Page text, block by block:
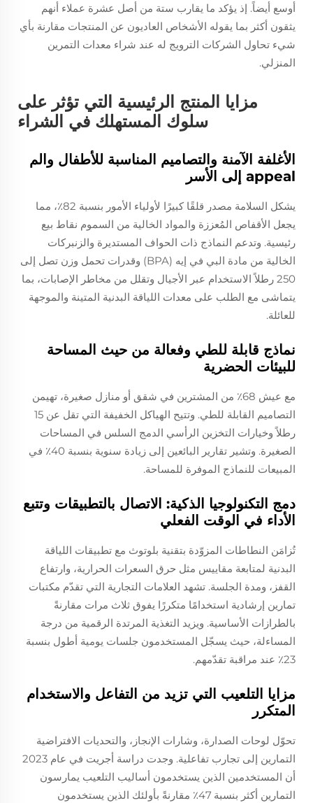
أوسع أيضاً. إذ يؤكد ما يقارب ستة من أصل عشرة عملاء أنهم
يثقون أكثر بما يقوله الأشخاص العاديون عن المنتجات مقارنة بأي
شيء تحاول الشركات الترويج له عند شراء معدات التمرين
المنزلي.
مزايا المنتج الرئيسية التي تؤثر على
سلوك المستهلك في الشراء
الأغلفة الآمنة والتصاميم المناسبة للأطفال والم
appeal إلى الأسر
يشكل السلامة مصدر قلقًا كبيرًا لأولياء الأمور بنسبة 82٪، مما
يجعل الأقفاص المُعززة والمواد الخالية من السموم نقاط بيع
رئيسية. وتدعم النماذج ذات الحواف المستديرة والزنبركات
الخالية من مادة البي في إيه (BPA) وقدرات تحمل وزن تصل إلى
250 رطلاً الاستخدام عبر الأجيال وتقلل من مخاطر الإصابات، بما
يتماشى مع الطلب على معدات اللياقة البدنية المتينة والموجهة
للعائلة.
نماذج قابلة للطي وفعالة من حيث المساحة
للبيئات الحضرية
مع عيش 68٪ من المشترين في شقق أو منازل صغيرة، تهيمن
التصاميم القابلة للطي. وتتيح الهياكل الخفيفة التي تقل عن 15
رطلاً وخيارات التخزين الرأسي الدمج السلس في المساحات
الصغيرة. وتشير تقارير البائعين إلى زيادة سنوية بنسبة 40٪ في
المبيعات للنماذج الموفرة للمساحة.
دمج التكنولوجيا الذكية: الاتصال بالتطبيقات وتتبع
الأداء في الوقت الفعلي
تُزامَن النطاطات المزوّدة بتقنية بلوتوث مع تطبيقات اللياقة
البدنية لمتابعة مقاييس مثل حرق السعرات الحرارية، وارتفاع
القفز، ومدة الجلسة. تشهد العلامات التجارية التي تقدّم مكتبات
تمارين إرشادية استخدامًا متكررًا يفوق ثلاث مرات مقارنةً
بالطرازات الأساسية. ويزيد التغذية المرتدة الرقمية من درجة
المساءلة، حيث يسجّل المستخدمون جلسات يومية أطول بنسبة
23٪ عند مراقبة تقدّمهم.
مزايا التلعيب التي تزيد من التفاعل والاستخدام
المتكرر
تحوّل لوحات الصدارة، وشارات الإنجاز، والتحديات الافتراضية
التمارين إلى تجارب تفاعلية. وجدت دراسة أجريت في عام 2023
أن المستخدمين الذين يستخدمون أساليب التلعيب يمارسون
التمارين أكثر بنسبة 47٪ مقارنةً بأولئك الذين يستخدمون